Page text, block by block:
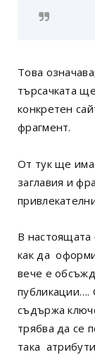
Това
търсачката
конкретен
фрагмент.
От тук ще има
заглавия и
В настоящата
как да
вече е
публикации….
съдържа
трябва да се
така